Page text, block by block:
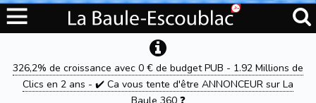
326,2% de croissance avec 0 € de budget PUB - 1.92 Millions de
Clics en 2 ans - ✔️ Ca vous tente d'être ANNONCEUR sur La